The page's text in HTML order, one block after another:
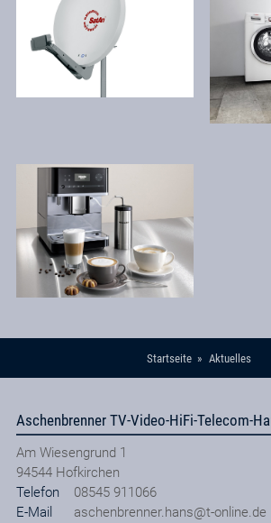
Startseite Aktuelles
Aschenbrenner TV-Video-HiFi-Telecom-
Am Wiesengrund 1
94544 Hofkirchen
Telefon
08545 911066
E-Mail
aschenbrenner.hans@t-online.de